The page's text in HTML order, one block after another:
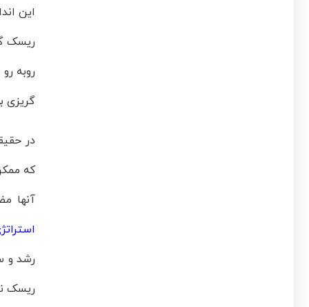
این
ریسک
روبه
گریزی
در
که
آنها
رشد و
ریسک